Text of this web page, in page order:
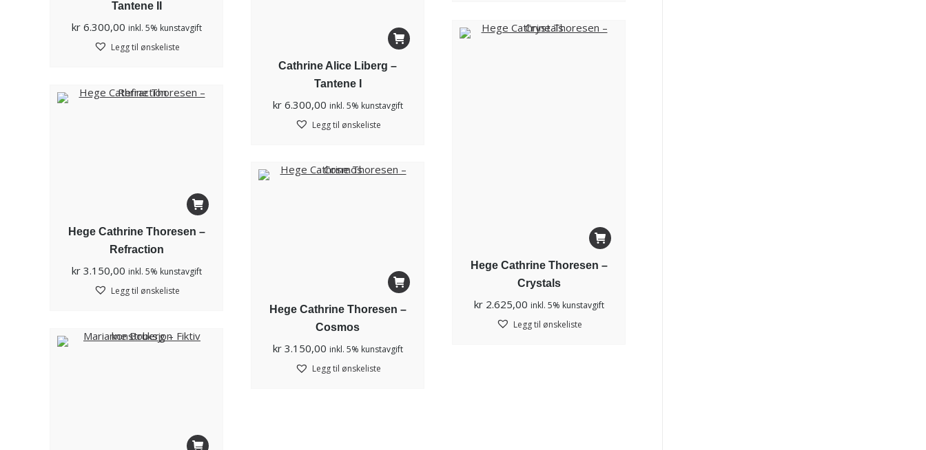
Tantene II
kr6.300,00 inkl. 5% kunstavgift
Legg til ønskeliste
Cathrine Alice Liberg –
Tantene I
kr6.300,00 inkl. 5% kunstavgift
Legg til ønskeliste
Hege Cathrine Thoresen –
Crystals
kr2.625,00 inkl. 5% kunstavgift
Legg til ønskeliste
Hege Cathrine Thoresen –
Refraction
kr3.150,00 inkl. 5% kunstavgift
Legg til ønskeliste
Hege Cathrine Thoresen –
Cosmos
kr3.150,00 inkl. 5% kunstavgift
Legg til ønskeliste